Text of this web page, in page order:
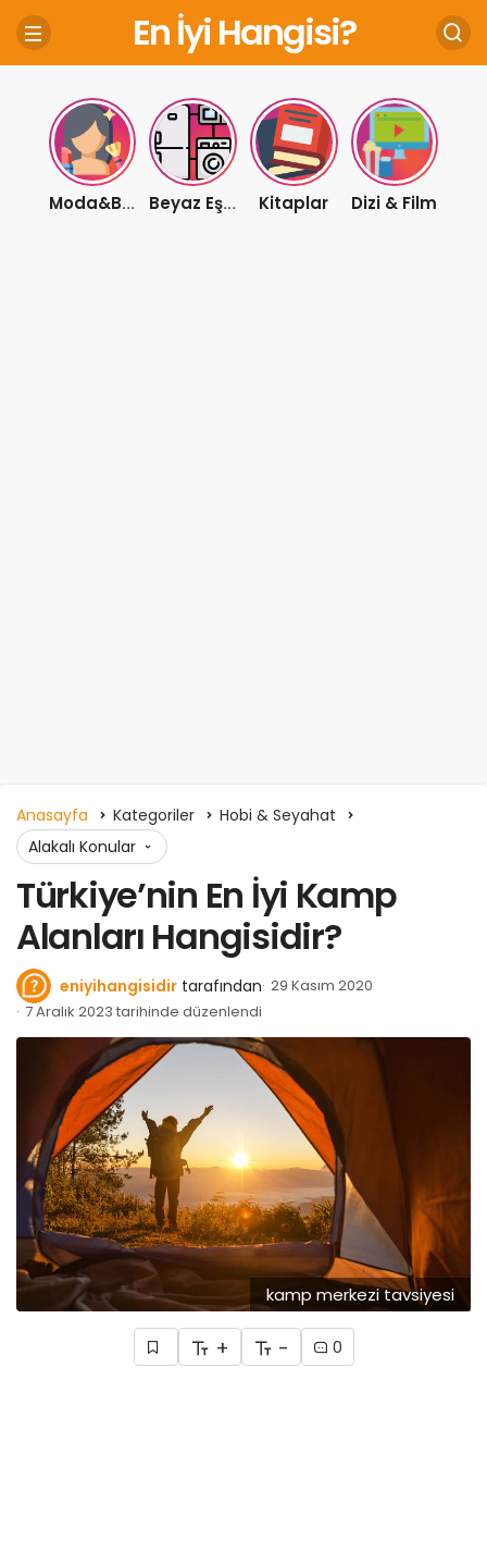
En İyi Hangisi?
Moda&Bakım Beyaz Eşya Kitaplar Dizi & Film
Anasayfa Kategoriler
Hobi & Seyahat
Alakalı Konular
Türkiye’nin En İyi Kamp
Alanları Hangisidir?
eniyihangisidir tarafından 29 Kasım 2020
7 Aralık 2023 tarihinde düzenlendi
kamp merkezi tavsiyesi
+ - 0